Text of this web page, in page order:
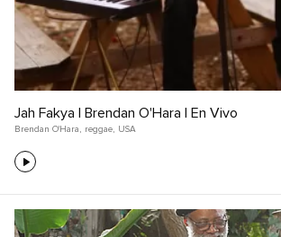
Jah Fakya | Brendan O'Hara | En Vivo
Brendan O'Hara , reggae, USA